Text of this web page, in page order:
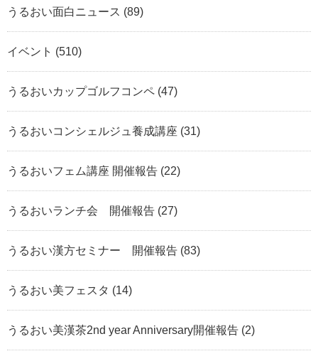
うるおい面白ニュース (89)
イベント (510)
うるおいカップゴルフコンペ (47)
うるおいコンシェルジュ養成講座 (31)
うるおいフェム講座 開催報告 (22)
うるおいランチ会 開催報告 (27)
うるおい漢方セミナー 開催報告 (83)
うるおい美フェスタ (14)
うるおい美漢茶2nd year Anniversary開催報告 (2)